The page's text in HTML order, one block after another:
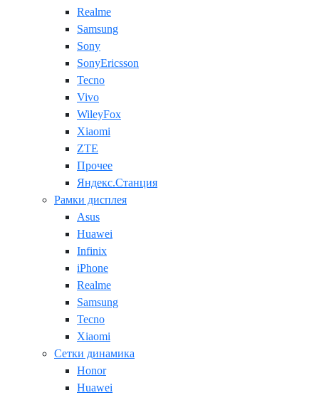
Realme
Samsung
Sony
SonyEricsson
Tecno
Vivo
WileyFox
Xiaomi
ZTE
Прочее
Яндекс.Станция
Рамки дисплея
Asus
Huawei
Infinix
iPhone
Realme
Samsung
Tecno
Xiaomi
Сетки динамика
Honor
Huawei